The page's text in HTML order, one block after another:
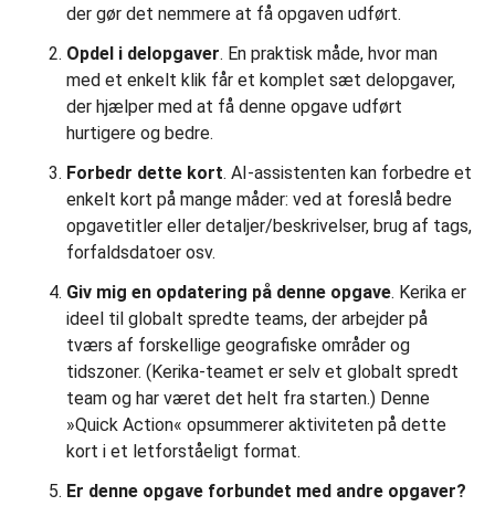
der gør det nemmere at få opgaven udført.
Opdel i delopgaver. En praktisk måde, hvor man
med et enkelt klik får et komplet sæt delopgaver,
der hjælper med at få denne opgave udført
hurtigere og bedre.
Forbedr dette kort. AI-assistenten kan forbedre et
enkelt kort på mange måder: ved at foreslå bedre
opgavetitler eller detaljer/beskrivelser, brug af tags,
forfaldsdatoer osv.
Giv mig en opdatering på denne opgave. Kerika er
ideel til globalt spredte teams, der arbejder på
tværs af forskellige geografiske områder og
tidszoner. (Kerika-teamet er selv et globalt spredt
team og har været det helt fra starten.) Denne
»Quick Action« opsummerer aktiviteten på dette
kort i et letforståeligt format.
Er denne opgave forbundet med andre opgaver?